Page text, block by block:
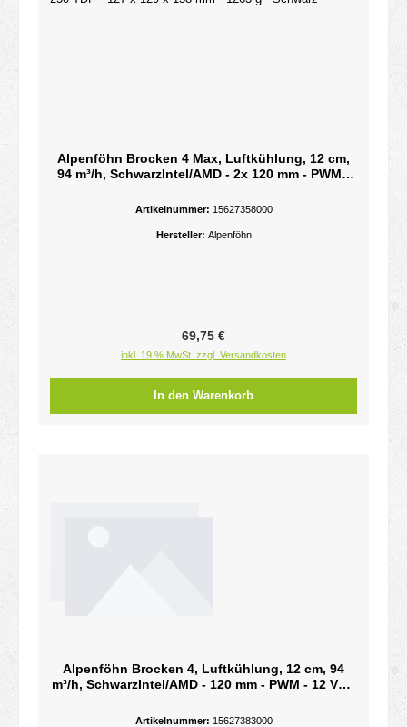
Alpenföhn Brocken 4 Max, Luftkühlung, 12 cm,
94 m³/h, SchwarzIntel/AMD - 2x 120 mm - PWM -
Schwarz
Artikelnummer: 15627358000
Hersteller: Alpenföhn
Regulärer Preis:
69,75 €
inkl. 19 % MwSt. zzgl. Versandkosten
In den Warenkorb
Alpenföhn Brocken 4, Luftkühlung, 12 cm, 94
m³/h, SchwarzIntel/AMD - 120 mm - PWM - 12 VDC
Artikelnummer: 15627383000